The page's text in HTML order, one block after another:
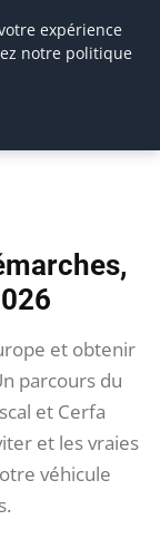
en 2026
et obtenir
parcours du
et Cerfa
et les vraies
véhicule
expérience
notre politique